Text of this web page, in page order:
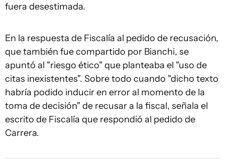
fuera desestimada.
En la respuesta de Fiscalía al pedido de recusación,
que también fue compartido por Bianchi, se
apuntó al "riesgo ético" que planteaba el "uso de
citas inexistentes". Sobre todo cuando "dicho texto
habría podido inducir en error al momento de la
toma de decisión" de recusar a la fiscal, señala el
escrito de Fiscalía que respondió al pedido de
Carrera.